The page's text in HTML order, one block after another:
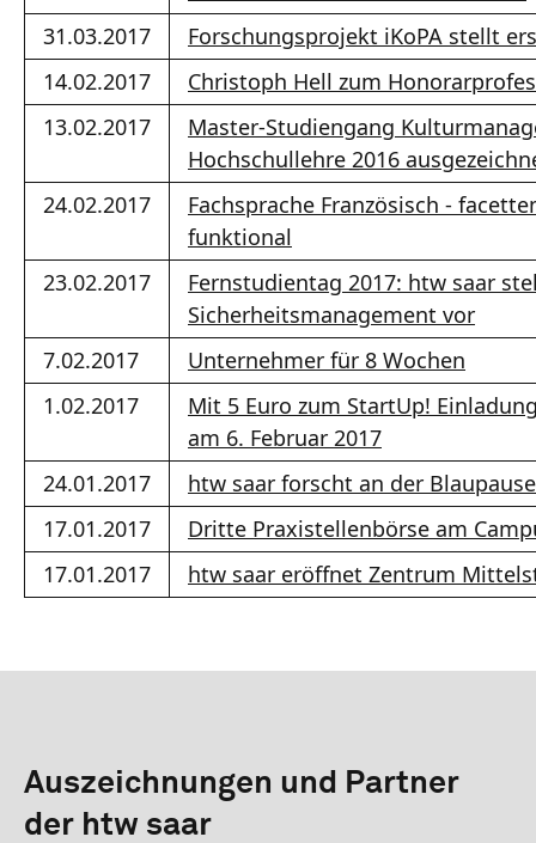
31.03.2017
Forschungsprojekt iKoPA stellt
14.02.2017
Christoph Hell zum
13.02.2017
Master-Studiengang
Hochschullehre 2016
24.02.2017
Fachsprache Französisch -
funktional
23.02.2017
Fernstudientag 2017: htw saar
Sicherheitsmanagement vor
7.02.2017
Unternehmer für 8 Wochen
1.02.2017
Mit 5 Euro zum StartUp!
am 6. Februar 2017
24.01.2017
htw saar forscht an der
17.01.2017
Dritte Praxistellenbörse am
17.01.2017
htw saar eröffnet Zentrum
Auszeichnungen und Partner
der htw saar